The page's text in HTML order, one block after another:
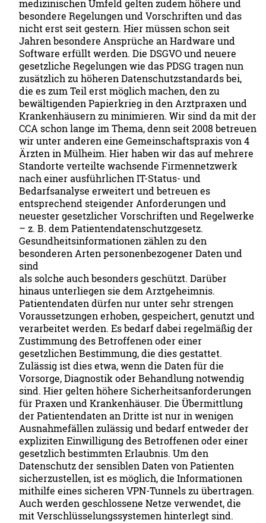
medizinischen Umfeld gelten zudem höhere und
besondere Regelungen und Vorschriften und das
nicht erst seit gestern. Hier müssen schon seit
Jahren besondere Ansprüche an Hardware und
Software erfüllt werden. Die DSGVO und neuere
gesetzliche Regelungen wie das PDSG tragen nun
zusätzlich zu höheren Datenschutzstandards bei,
die es zum Teil erst möglich machen, den zu
bewältigenden Papierkrieg in den Arztpraxen und
Krankenhäusern zu minimieren. Wir sind da mit der
CCA schon lange im Thema, denn seit 2008 betreuen
wir unter anderen eine Gemeinschaftspraxis von 4
Ärzten in Mülheim. Hier haben wir das auf mehrere
Standorte verteilte wachsende Firmennetzwerk
nach einer ausführlichen IT-Status- und
Bedarfsanalyse erweitert und betreuen es
entsprechend steigender Anforderungen und
neuester gesetzlicher Vorschriften und Regelwerke
– z. B. dem Patientendatenschutzgesetz.
Gesundheitsinformationen zählen zu den
besonderen Arten personenbezogener Daten und
sind
als solche auch besonders geschützt. Darüber
hinaus unterliegen sie dem Arztgeheimnis.
Patientendaten dürfen nur unter sehr strengen
Voraussetzungen erhoben, gespeichert, genutzt und
verarbeitet werden. Es bedarf dabei regelmäßig der
Zustimmung des Betroffenen oder einer
gesetzlichen Bestimmung, die dies gestattet.
Zulässig ist dies etwa, wenn die Daten für die
Vorsorge, Diagnostik oder Behandlung notwendig
sind. Hier gelten höhere Sicherheitsanforderungen
für Praxen und Krankenhäuser. Die Übermittlung
der Patientendaten an Dritte ist nur in wenigen
Ausnahmefällen zulässig und bedarf entweder der
expliziten Einwilligung des Betroffenen oder einer
gesetzlich bestimmten Erlaubnis. Um den
Datenschutz der sensiblen Daten von Patienten
sicherzustellen, ist es möglich, die Informationen
mithilfe eines sicheren VPN-Tunnels zu übertragen.
Auch werden geschlossene Netze verwendet, die
mit Verschlüsselungssystemen hinterlegt sind.